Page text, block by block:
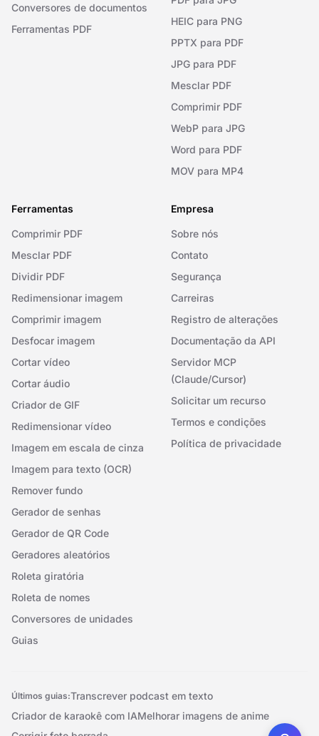
Conversores de documentos
Ferramentas PDF
HEIC para PNG
PPTX para PDF
JPG para PDF
Mesclar PDF
Comprimir PDF
WebP para JPG
Word para PDF
MOV para MP4
Ferramentas
Comprimir PDF
Mesclar PDF
Dividir PDF
Redimensionar imagem
Comprimir imagem
Desfocar imagem
Cortar vídeo
Cortar áudio
Criador de GIF
Redimensionar vídeo
Imagem em escala de cinza
Imagem para texto (OCR)
Remover fundo
Gerador de senhas
Gerador de QR Code
Geradores aleatórios
Roleta giratória
Roleta de nomes
Conversores de unidades
Guias
Empresa
Sobre nós
Contato
Segurança
Carreiras
Registro de alterações
Documentação da API
Servidor MCP
(Claude/Cursor)
Solicitar um recurso
Termos e condições
Política de privacidade
Últimos guias:Transcrever podcast em texto
Criador de karaokê com IAMelhorar imagens de anime